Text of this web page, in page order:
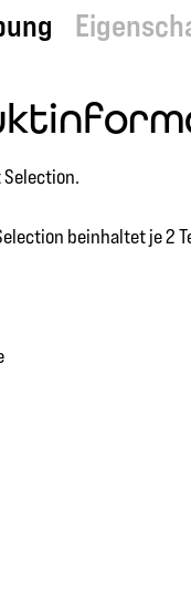
Selection.
beinhaltet je 2